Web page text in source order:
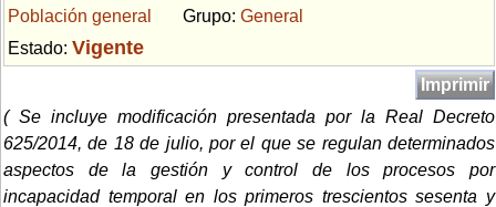
Población general
Grupo: General
Estado: Vigente
Imprimir
( Se incluye modificación presentada por la Real Decreto
625/2014, de 18 de julio, por el que se regulan determinados
aspectos de la gestión y control de los procesos por
incapacidad temporal en los primeros trescientos sesenta y